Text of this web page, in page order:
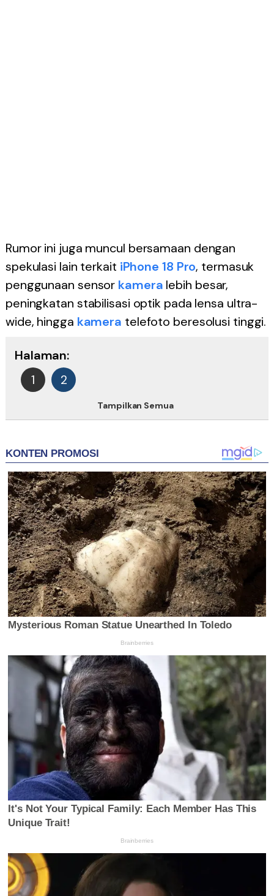
Rumor ini juga muncul bersamaan dengan
spekulasi lain terkait iPhone 18 Pro, termasuk
penggunaan sensor kamera lebih besar,
peningkatan stabilisasi optik pada lensa ultra-
wide, hingga kamera telefoto beresolusi tinggi.
Halaman:
1
2
Tampilkan Semua